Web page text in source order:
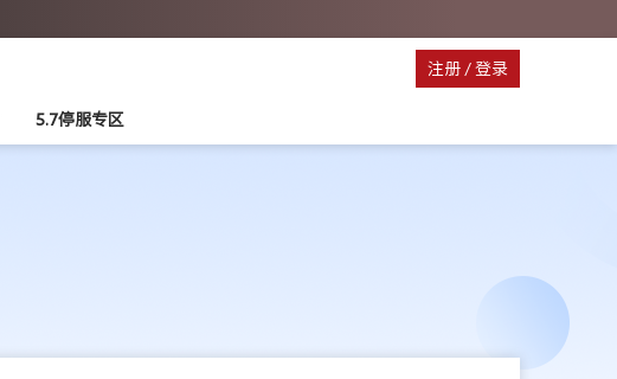
注册 / 登录
5.7停服专区